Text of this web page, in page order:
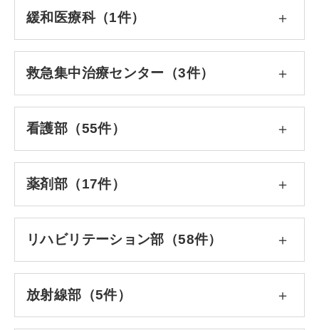
緩和医療科（1件）
救急集中治療センター（3件）
看護部（55件）
薬剤部（17件）
リハビリテーション部（58件）
放射線部（5件）